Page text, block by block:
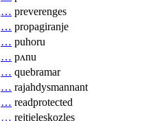
… preverenges
… propagiranje
… puhoru
… pʌnu
… quebramar
… rajahdysmannant
… readprotected
… rejtjeleskozles